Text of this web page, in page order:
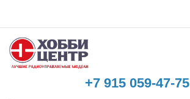
+7 915 059-47-75